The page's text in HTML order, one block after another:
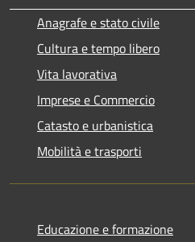
Anagrafe e stato civile
Cultura e tempo libero
Vita lavorativa
Imprese e Commercio
Catasto e urbanistica
Mobilità e trasporti
Educazione e formazione